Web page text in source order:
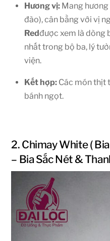
Hương vị: Mang hương
đào), cân bằng với vị
Redđược xem là dòng
nhất trong bộ ba, lý
viện.
Kết hợp: Các món thịt
bánh ngọt.
2. Chimay White (
– Bia Sắc Nét &